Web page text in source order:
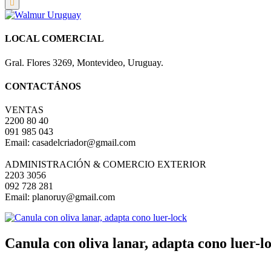
LOCAL COMERCIAL
Gral. Flores 3269, Montevideo, Uruguay.
CONTACTÁNOS
VENTAS
2200 80 40
091 985 043
Email: casadelcriador@gmail.com
ADMINISTRACIÓN & COMERCIO EXTERIOR
2203 3056
092 728 281
Email: planoruy@gmail.com
Canula con oliva lanar, adapta cono luer-